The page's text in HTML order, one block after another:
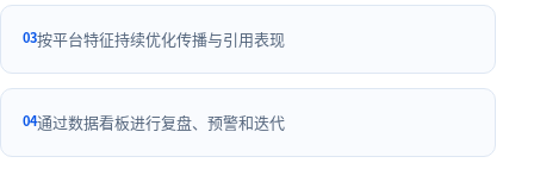
03按平台特征持续优化传播与引用表现
04通过数据看板进行复盘、预警和迭代